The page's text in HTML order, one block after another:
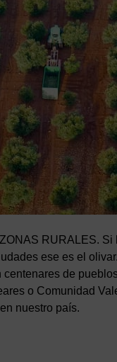
RURALES.
ese es el
de
o Comunidad
nuestro país.